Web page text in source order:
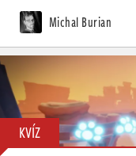
Michal Burian
KVÍZ